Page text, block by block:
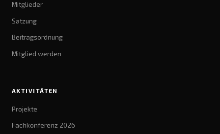
Mitglieder
Satzung
Beitragsordnung
Mitglied werden
AKTIVITÄTEN
Projekte
Fachkonferenz 2026